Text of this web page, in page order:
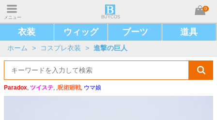
メニュー BUYCOS
0
衣装 ウィッグ ブーツ 道具
ホーム > コスプレ衣装 > 進撃の巨人
Paradox, ツイステ, ,呪術廻戦, ウマ娘